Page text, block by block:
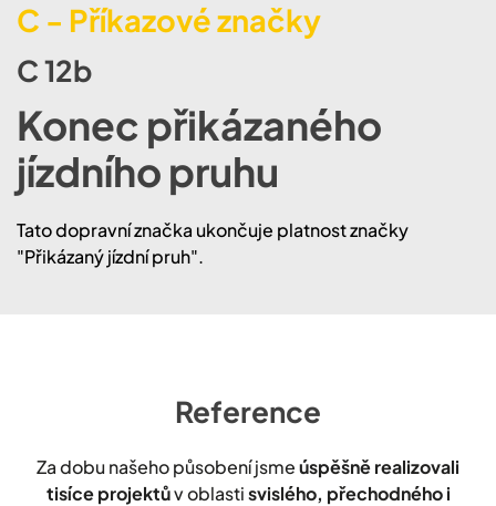
C - Příkazové značky
C 12b
Konec přikázaného
jízdního pruhu
​​​​Tato dopravní značka ukončuje platnost značky
"Přikázaný jízdní pruh".
Reference
Za dobu našeho působení jsmeúspěšně realizovali
tisíce projektův oblastisvislého, přechodného i